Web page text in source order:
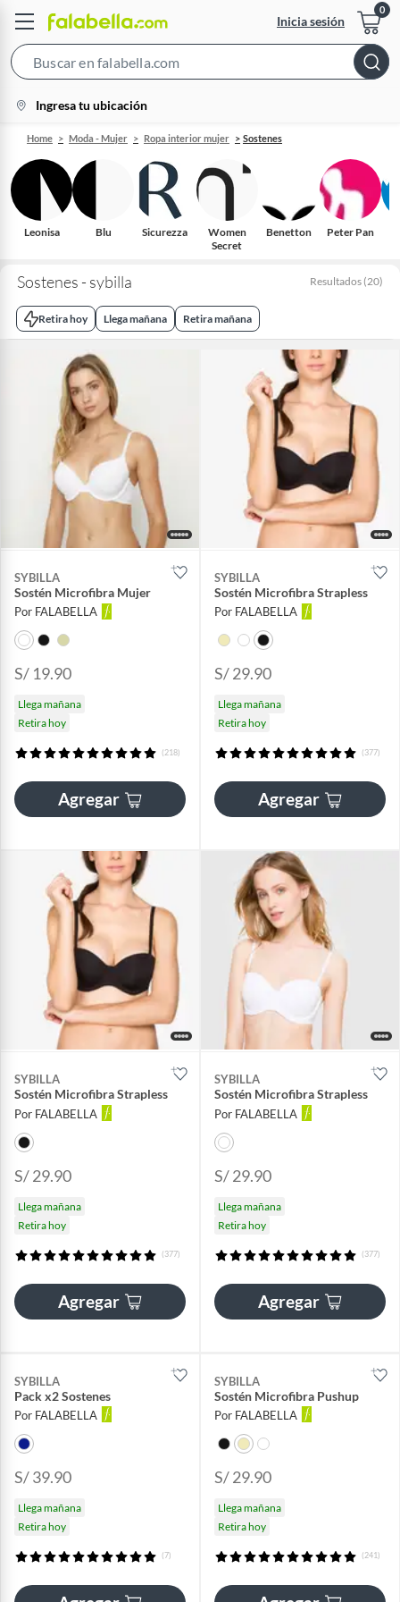
Inicia sesión
Bar
location-
icon
Ingresa tu ubicación
Home Moda - Mujer Ropa interior mujer Sostenes
Leonisa Blu Sicurezza
Women
Secret
Benetton Peter Pan
Sostenes - sybilla Resultados (20)
Retira hoy Llega mañana Retira mañana
SYBILLA
Sostén Microfibra Mujer
Por FALABELLA
S/ 19.90
Llega mañana
Retira hoy
(218)
Agregar
SYBILLA
Sostén Microfibra Strapless
Por FALABELLA
S/ 29.90
Llega mañana
Retira hoy
(377)
Agregar
SYBILLA
Sostén Microfibra Strapless
Por FALABELLA
S/ 29.90
Llega mañana
Retira hoy
(377)
Agregar
SYBILLA
Sostén Microfibra Strapless
Por FALABELLA
S/ 29.90
Llega mañana
Retira hoy
(377)
Agregar
SYBILLA
Pack x2 Sostenes
Por FALABELLA
S/ 39.90
Llega mañana
Retira hoy
(7)
SYBILLA
Sostén Microfibra Pushup
Por FALABELLA
S/ 29.90
Llega mañana
Retira hoy
(241)